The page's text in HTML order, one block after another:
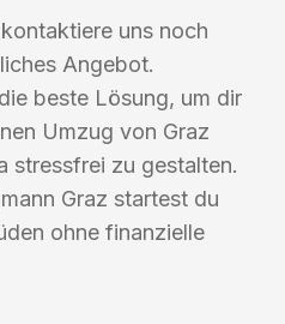
uns noch
Angebot.
beste Lösung, um dir
Umzug von Graz
stressfrei zu gestalten.
Graz startest du
ohne finanzielle